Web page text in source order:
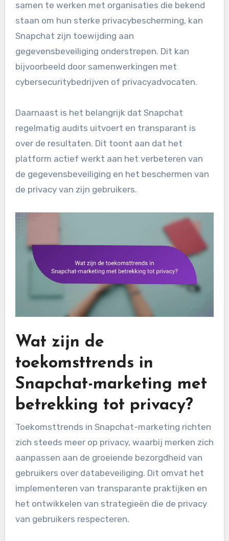
samen te werken met organisaties die bekend
staan om hun sterke privacybescherming, kan
Snapchat zijn toewijding aan
gegevensbeveiliging onderstrepen. Dit kan
bijvoorbeeld door samenwerkingen met
cybersecuritybedrijven of privacyadvocaten.
Daarnaast is het belangrijk dat Snapchat
regelmatig audits uitvoert en transparant is
over de resultaten. Dit toont aan dat het
platform actief werkt aan het verbeteren van
de gegevensbeveiliging en het beschermen van
de privacy van zijn gebruikers.
Wat zijn de
toekomsttrends in
Snapchat-marketing met
betrekking tot privacy?
Toekomsttrends in Snapchat-marketing richten
zich steeds meer op privacy, waarbij merken zich
aanpassen aan de groeiende bezorgdheid van
gebruikers over databeveiliging. Dit omvat het
implementeren van transparante praktijken en
het ontwikkelen van strategieën die de privacy
van gebruikers respecteren.